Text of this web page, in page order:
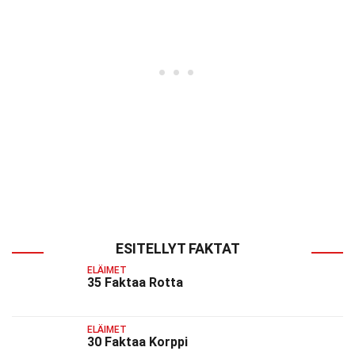
ESITELLYT FAKTAT
ELÄIMET
35 Faktaa Rotta
ELÄIMET
30 Faktaa Korppi